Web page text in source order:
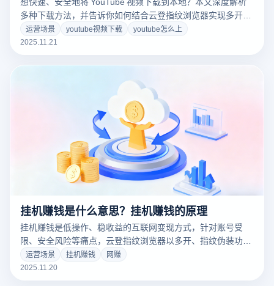
多种下载方法，并告诉你如何结合云登指纹浏览器实现多开浏
览器、批量下载与账号安全隔离，提高效率的同时避免关联风
险。点击了解最实用的下载方案！
运营场景 youtube视频下载
youtube怎么上
2025.11.21
挂机赚钱是什么意思？挂机赚钱的原理
挂机赚钱是低操作、稳收益的互联网变现方式，针对账号受
限、安全风险等痛点，云登指纹浏览器以多开、指纹伪装功能
提供安全高效技术支撑，助力普通用户合规利用闲置资源变
现。
运营场景 挂机赚钱
网赚
2025.11.20